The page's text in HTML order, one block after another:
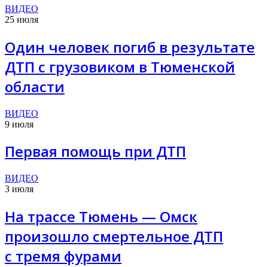
ВИДЕО
25 июля
Один человек погиб в результате
ДТП с грузовиком в Тюменской
области
ВИДЕО
9 июля
Первая помощь при ДТП
ВИДЕО
3 июля
На трассе Тюмень — Омск
произошло смертельное ДТП
с тремя фурами